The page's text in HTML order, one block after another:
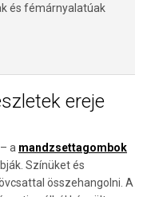
és fémárnyalatúak
ereje
a mandzsettagombok
Színüket és
összehangolni. A